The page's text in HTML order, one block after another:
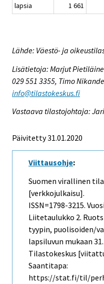
lapsia
1 661
Lähde: Väestö- ja
Lisätietoja: Marjut
029 551 3355, Timo
info@tilastokeskus.fi
Vastaava tilastojohtaja:
Päivitetty 31.01.2020
Viittausohje:
Suomen virallinen
[verkkojulkaisu].
ISSN=1798-3215.
Liitetaulukko 2.
tyypin, puolisoiden/
lapsiluvun mukaan
Tilastokeskus
Saantitapa:
https://stat.fi/til/